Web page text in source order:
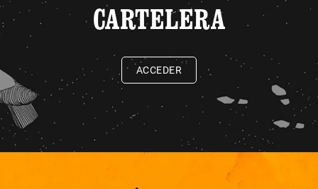
CARTELERA
ACCEDER